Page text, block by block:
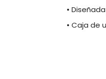
•
• Caja de